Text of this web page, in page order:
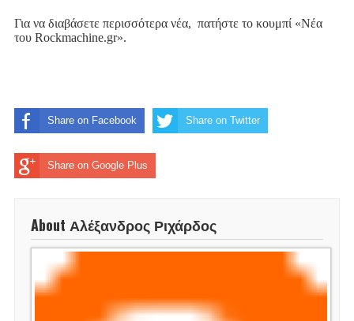
Για να διαβάσετε περισσότερα νέα, πατήστε το κουμπί «Νέα
του Rockmachine.gr».
Share on Facebook Share on Twitter
Share on Google Plus
About Αλέξανδρος Ριχάρδος